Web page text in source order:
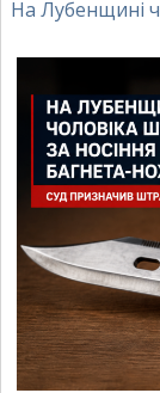
На Лубенщині